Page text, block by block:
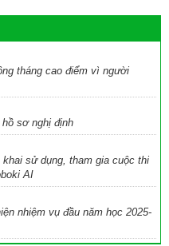
giáo Việt Nam (20/11/1982
chuyển đổi số và UDCN
2026
tháng cao điểm vì người
sơ nghị định
sử dụng, tham gia cuộc thi
AI
nhiệm vụ đầu năm học 2025-